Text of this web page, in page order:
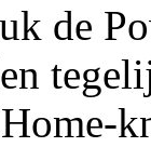
de